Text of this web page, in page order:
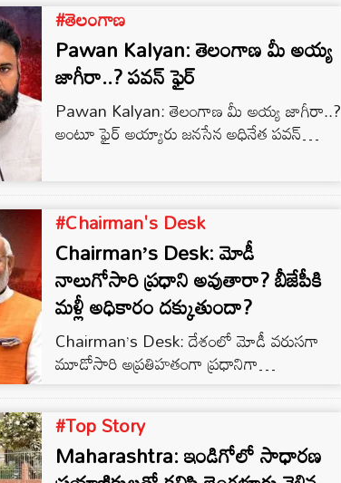
#తెలంగాణ
Pawan Kalyan: తెలంగాణ మీ అయ్య
జాగీరా..? పవన్‌ ఫైర్‌
Pawan Kalyan: తెలంగాణ మీ అయ్య జాగీరా..?
అంటూ ఫైర్‌ అయ్యారు జనసేన అధినేత పవన్‌
మాట్లాడే హక్కు తమ పార్టీకి ఉందని ఆయన
అన్నారు. జనసేన పార్టీని హైదరాబాద్ నడిబొడ్డునే
స్థాపించామని గుర్తు చేసిన పవన్ కల్యాణ్,
తెలంగాణపై తమకు కొత్తగా ప్రేమ పుట్టలేదని
చెప్పారు. తెలంగాణ గురించి జనసేన ఎందుకు
మాట్లాడుతోందని కొందరు ప్రశ్నిస్తున్నారని,…
#Chairman's Desk
Chairman’s Desk: మోడీ
నాలుగోసారి ప్రధాని అవుతారా? బీజేపీకి
మళ్లీ అధికారం దక్కుతుందా?
Chairman’s Desk: దేశంలో మోడీ వరుసగా
మూడోసారి అప్రతిహతంగా ప్రధానిగా
లేదు. అటు రాష్ట్రాల ఎన్నికల్లోనూ మోడీ మానియా
బాగానే పనిచేస్తుంది. ఇప్పటికే ప్రధానిగా ఇందిర
#Top Story
Maharashtra: ఇండిగోలో సాధారణ